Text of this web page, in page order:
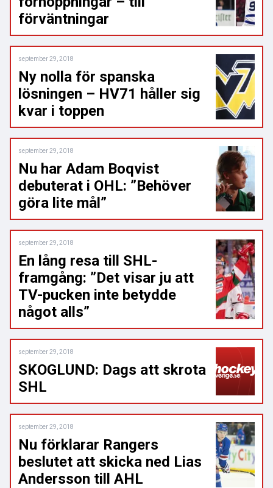
förväntningar
september 29, 2018
Ny nolla för spanska
lösningen – HV71 håller sig
kvar i toppen
september 29, 2018
Nu har Adam Boqvist
debuterat i OHL: ”Behöver
göra lite mål”
september 29, 2018
En lång resa till SHL-
framgång: ”Det visar ju att
TV-pucken inte betydde
något alls”
september 29, 2018
SKOGLUND: Dags att skrota
SHL
september 29, 2018
Nu förklarar Rangers
beslutet att skicka ned Lias
Andersson till AHL